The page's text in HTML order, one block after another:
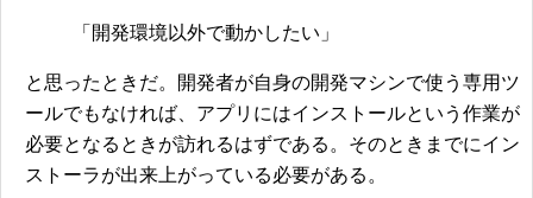
「開発環境以外で動かしたい」
と思ったときだ。開発者が自身の開発マシンで使う専用ツ
ールでもなければ、アプリにはインストールという作業が
必要となるときが訪れるはずである。そのときまでにイン
ストーラが出来上がっている必要がある。